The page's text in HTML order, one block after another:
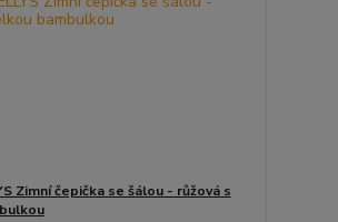
Zimní čepička se šálou - růžová s